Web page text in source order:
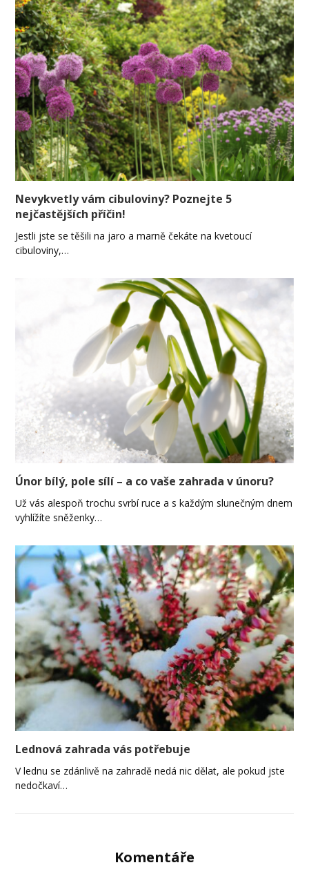
Nevykvetly vám cibuloviny? Poznejte 5
nejčastějších příčin!
Jestli jste se těšili na jaro a marně čekáte na kvetoucí
cibuloviny,…
Únor bílý, pole sílí – a co vaše zahrada v únoru?
Už vás alespoň trochu svrbí ruce a s každým slunečným dnem
vyhlížíte sněženky…
Lednová zahrada vás potřebuje
V lednu se zdánlivě na zahradě nedá nic dělat, ale pokud jste
nedočkaví…
Komentáře